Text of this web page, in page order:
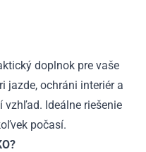
doplnok pre vaše
jazde, ochráni interiér a
vzhľad. Ideálne riešenie
počasí.